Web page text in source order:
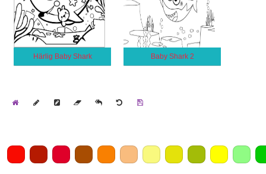
Härlig Baby Shark Baby Shark 2